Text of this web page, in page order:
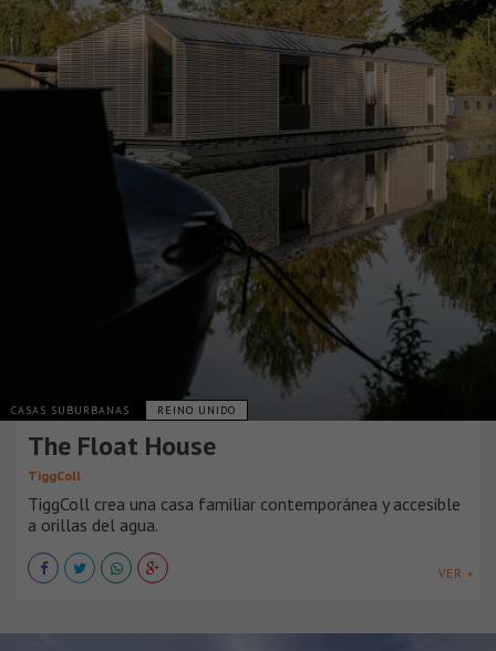
CASAS SUBURBANAS REINO UNIDO
The Float House
TiggColl
TiggColl crea una casa familiar contemporánea y accesible
a orillas del agua.
VER +